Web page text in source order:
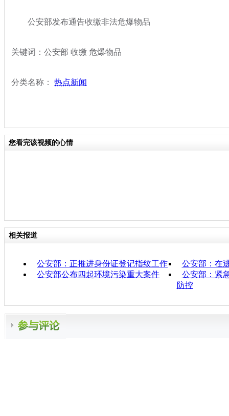
公安部发布通告收缴非法危爆物品
关键词：公安部 收缴 危爆物品
分类名称： 热点新闻
您看完该视频的心情
相关报道
公安部：正推进身份证登记指纹工作
公安部：在
公安部公布四起环境污染重大案件
公安部：紧
防控